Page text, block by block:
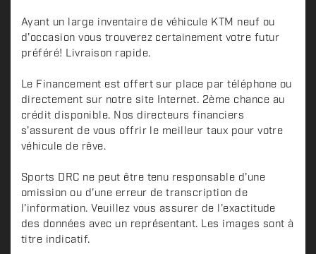
Ayant un large inventaire de véhicule KTM neuf ou
d'occasion vous trouverez certainement votre futur
préféré! Livraison rapide.
Le Financement est offert sur place par téléphone ou
directement sur notre site Internet. 2ème chance au
crédit disponible. Nos directeurs financiers
s'assurent de vous offrir le meilleur taux pour votre
véhicule de rêve.
Sports DRC ne peut être tenu responsable d'une
omission ou d'une erreur de transcription de
l'information. Veuillez vous assurer de l'exactitude
des données avec un représentant. Les images sont à
titre indicatif.